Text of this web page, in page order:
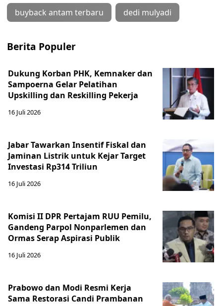
buyback antam terbaru dedi mulyadi
Berita Populer
Dukung Korban PHK, Kemnaker dan
Sampoerna Gelar Pelatihan
Upskilling dan Reskilling Pekerja
16 Juli 2026
Jabar Tawarkan Insentif Fiskal dan
Jaminan Listrik untuk Kejar Target
Investasi Rp314 Triliun
16 Juli 2026
Komisi II DPR Pertajam RUU Pemilu,
Gandeng Parpol Nonparlemen dan
Ormas Serap Aspirasi Publik
16 Juli 2026
Prabowo dan Modi Resmi Kerja
Sama Restorasi Candi Prambanan